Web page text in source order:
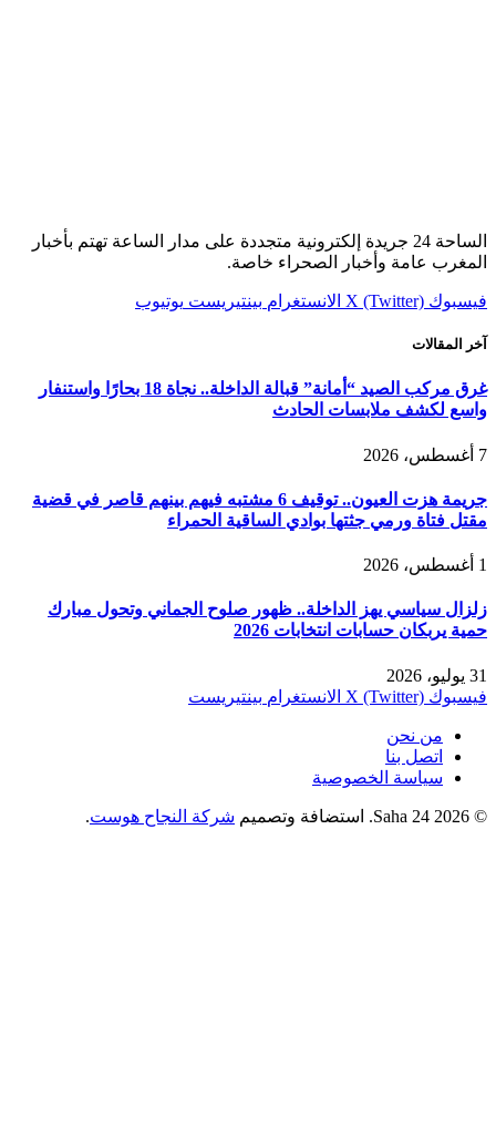
الساحة 24 جريدة إلكترونية متجددة على مدار الساعة تهتم بأخبار
المغرب عامة وأخبار الصحراء خاصة.
فيسبوك X (Twitter) الانستغرام بينتيريست يوتيوب
آخر المقالات
غرق مركب الصيد “أمانة” قبالة الداخلة.. نجاة 18 بحارًا واستنفار
واسع لكشف ملابسات الحادث
7 أغسطس، 2026
جريمة هزت العيون.. توقيف 6 مشتبه فيهم بينهم قاصر في قضية
مقتل فتاة ورمي جثتها بوادي الساقية الحمراء
1 أغسطس، 2026
زلزال سياسي يهز الداخلة.. ظهور صلوح الجماني وتحول مبارك
حمية يربكان حسابات انتخابات 2026
31 يوليو، 2026
فيسبوك X (Twitter) الانستغرام بينتيريست
من نحن
اتصل بنا
سياسة الخصوصية
© 2026 Saha 24. استضافة وتصميم شركة النجاح هوست.